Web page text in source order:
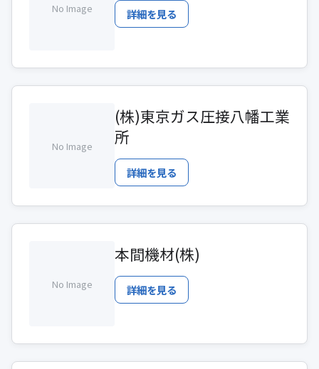
No Image 詳細を見る
No Image
(株)東京ガス圧接八幡工業
所
詳細を見る
No Image
本間機材(株)
詳細を見る